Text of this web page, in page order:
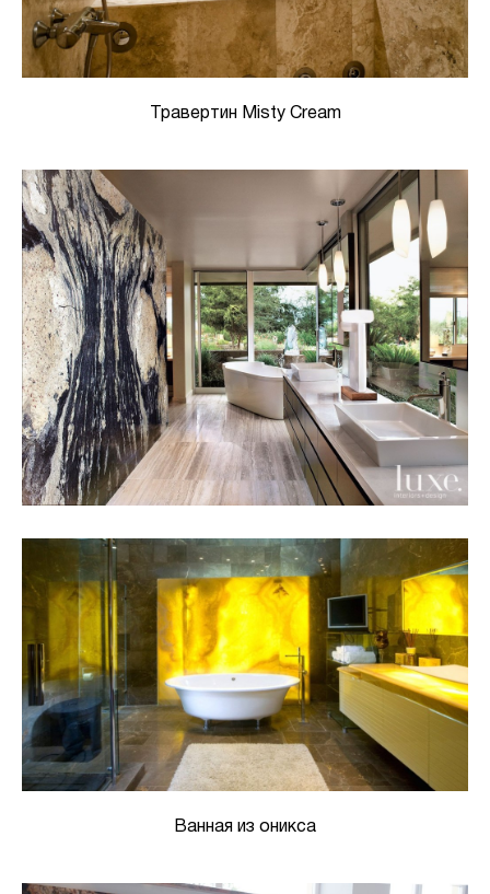
Травертин Misty Cream
Ванная из оникса